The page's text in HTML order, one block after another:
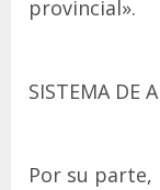
provincial».
SISTEMA DE
Por su parte,